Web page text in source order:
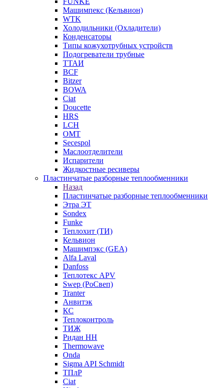
Машимпекс (Кельвион)
WTK
Холодильники (Охладители)
Конденсаторы
Типы кожухотрубных устройств
Подогреватели трубные
ТТАИ
BCF
Bitzer
BOWA
Ciat
Doucette
HRS
LCH
OMT
Secespol
Маслоотделители
Испарители
Жидкостные ресиверы
Пластинчатые разборные теплообменники
Назад
Пластинчатые разборные теплообменники
Этра ЭТ
Sondex
Funke
Теплохит (ТИ)
Кельвион
Машимпэкс (GEA)
Alfa Laval
Danfoss
Теплотекс APV
Swep (РоСвеп)
Tranter
Анвитэк
КС
Теплоконтроль
ТИЖ
Ридан НН
Thermowave
Onda
Sigma API Schmidt
ТПлР
Ciat